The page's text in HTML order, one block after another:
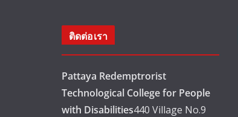
ติดต่อเรา
Pattaya Redemptrorist
Technological College for People
with Disabilities440 Village No.9